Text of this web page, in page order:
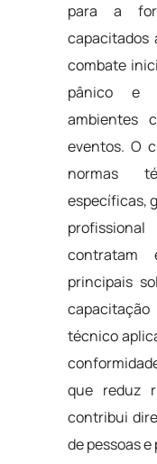
para a
capacitados
combate
pânico e
ambientes
eventos. O
normas
específicas,
contratam
principais
técnico
que reduz
contribui
de pessoas